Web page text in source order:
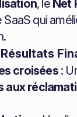
, le Net
qui
croisées:
aux